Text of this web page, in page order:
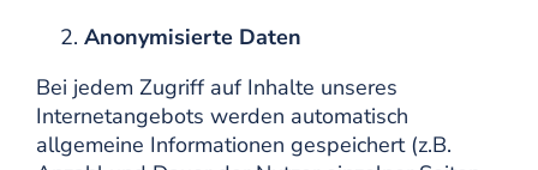
Anonymisierte Daten
Bei jedem Zugriff auf Inhalte unseres
Internetangebots werden automatisch
allgemeine Informationen gespeichert (z.B.